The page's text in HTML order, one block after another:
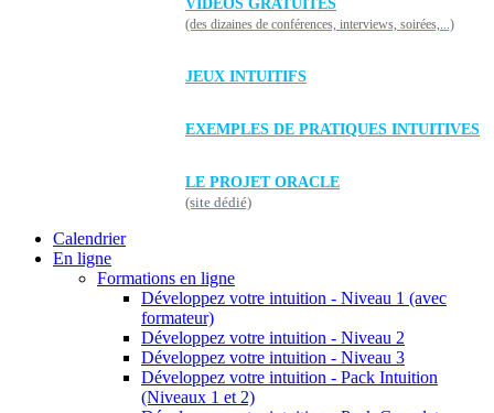
VIDÉOS GRATUITES
(des dizaines de conférences, interviews, soirées,...)
JEUX INTUITIFS
EXEMPLES DE PRATIQUES INTUITIVES
LE PROJET ORACLE
(site dédié)
Calendrier
En ligne
Formations en ligne
Développez votre intuition - Niveau 1 (avec
formateur)
Développez votre intuition - Niveau 2
Développez votre intuition - Niveau 3
Développez votre intuition - Pack Intuition
(Niveaux 1 et 2)